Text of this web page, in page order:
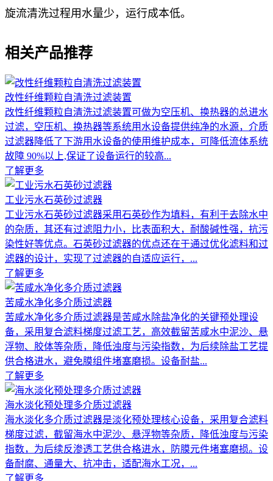
旋流清洗过程用水量少，运行成本低。
相关产品推荐
改性纤维颗粒自清洗过滤装置
改性纤维颗粒自清洗过滤装置可做为空压机、换热器的总进水
过滤，空压机、换热器等系统用水设备提供纯净的水源，介质
过滤器降低了下游用水设备的使用维护成本，可降低流体系统
故障 90%以上,保证了设备运行的较高...
了解更多
工业污水石英砂过滤器
工业污水石英砂过滤器采用石英砂作为填料，有利于去除水中
的杂质，其还有过滤阻力小，比表面积大，耐酸碱性强，抗污
染性好等优点。石英砂过滤器的优点还在于通过优化滤料和过
滤器的设计，实现了过滤器的自适应运行，...
了解更多
苦咸水净化多介质过滤器
苦咸水净化多介质过滤器是苦咸水除盐净化的关键预处理设
备，采用复合滤料梯度过滤工艺，高效截留苦咸水中泥沙、悬
浮物、胶体等杂质，降低浊度与污染指数，为后续除盐工艺提
供合格进水，避免膜组件堵塞磨损。设备耐盐...
了解更多
海水淡化预处理多介质过滤器
海水淡化多介质过滤器是淡化预处理核心设备，采用复合滤料
梯度过滤，截留海水中泥沙、悬浮物等杂质，降低浊度与污染
指数，为后续反渗透工艺供合格进水，防膜元件堵塞磨损。设
备耐腐、通量大、抗冲击，适配海水工况，...
了解更多